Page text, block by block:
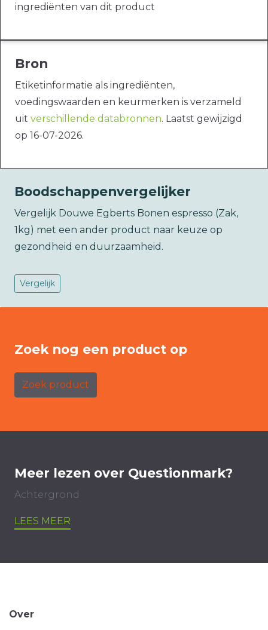
ingrediënten van dit product
Bron
Etiketinformatie als ingrediënten,
voedingswaarden en keurmerken is verzameld
uit verschillende databronnen. Laatst gewijzigd
op 16-07-2026.
Boodschappenvergelijker
Vergelijk Douwe Egberts Bonen espresso (Zak,
1kg) met een ander product naar keuze op
gezondheid en duurzaamheid.
Vergelijk
Zoek nog een product op
Zoek product
Meer lezen over Questionmark?
Achtergrond
LEES MEER
Over